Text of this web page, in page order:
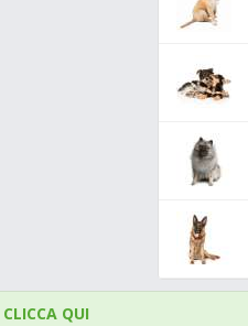
CLICCA QUI